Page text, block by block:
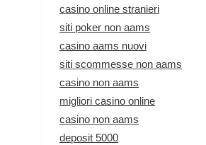
casino online stranieri
siti poker non aams
casino aams nuovi
siti scommesse non aams
casino non aams
migliori casino online
casino non aams
deposit 5000